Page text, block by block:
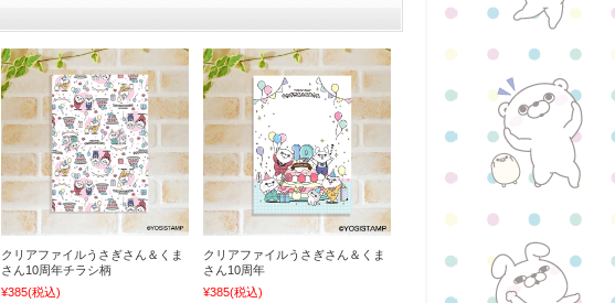
クリアファイルうさぎさん＆くま
さん10周年チラシ柄
¥385(税込)
クリアファイルうさぎさん＆くま
さん10周年
¥385(税込)